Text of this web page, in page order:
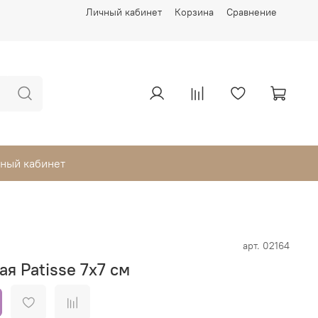
Личный кабинет Корзина Сравнение
кабинет
арт. 02164
Patisse 7х7 см